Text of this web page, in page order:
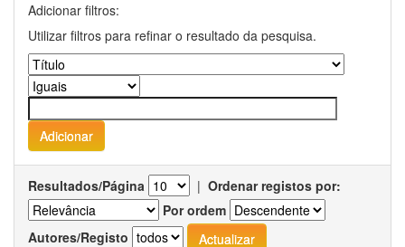
Adicionar filtros:
Utilizar filtros para refinar o resultado da pesquisa.
Resultados/Página | Ordenar registos por:
Por ordem
Autores/Registo